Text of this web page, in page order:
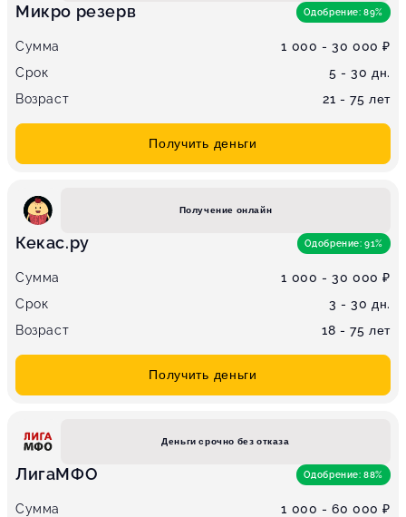
Микро резерв Одобрение: 89%
Сумма
1 000 - 30 000 ₽
Срок
5 - 30 дн.
Возраст
21 - 75 лет
Получить деньги
Получение онлайн
Кекас.ру Одобрение: 91%
Сумма
1 000 - 30 000 ₽
Срок
3 - 30 дн.
Возраст
18 - 75 лет
Получить деньги
Деньги срочно без отказа
ЛигаМФО Одобрение: 88%
Сумма
1 000 - 60 000 ₽